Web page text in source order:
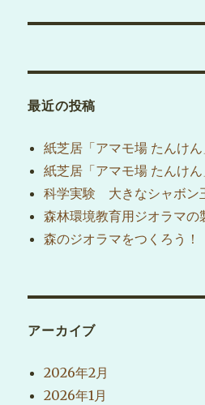
ー
ン
投
最近の投稿
紙芝居「アマモ場 たんけ
紙芝居「アマモ場 たんけ
科学実験 大きなシャボン
森林環境教育用ジオラマの
森のジオラマをつくろう！
アーカイブ
2026年2月
2026年1月